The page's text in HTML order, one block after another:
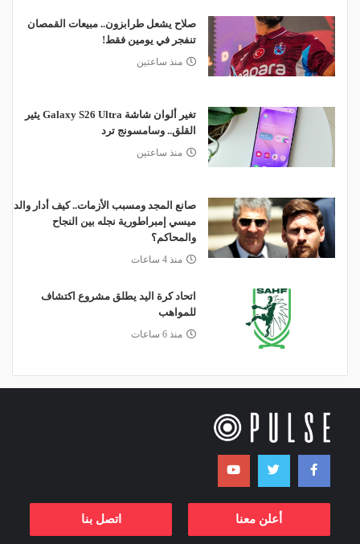
صلاح يشعل طرابزون.. مبيعات القمصان
تنفجر في يومين فقط!
منذ ساعتين
تغير ألوان شاشة Galaxy S26 Ultra يثير
القلق.. وسامسونج ترد
منذ ساعتين
صانع المجد ومسبب الأزمات.. كيف أدار والد
ميسي إمبراطورية نجله بين النجاح
والمحاكم؟
منذ 4 ساعات
اتحاد كرة اليد يطلق مشروع اكتشاف
للمواهب
منذ 6 ساعات
أعلن معنا اتصل بنا